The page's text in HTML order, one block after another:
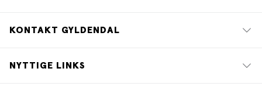
KONTAKT GYLDENDAL
NYTTIGE LINKS